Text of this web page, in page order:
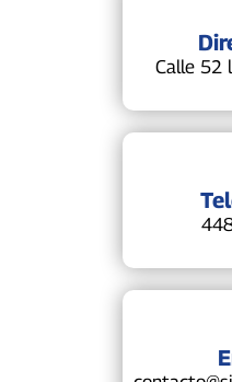
Calle 52